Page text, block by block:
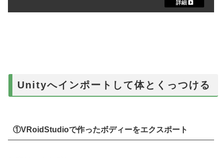
Unityへインポートして体とくっつける
①VRoidStudioで作ったボディーをエクスポート